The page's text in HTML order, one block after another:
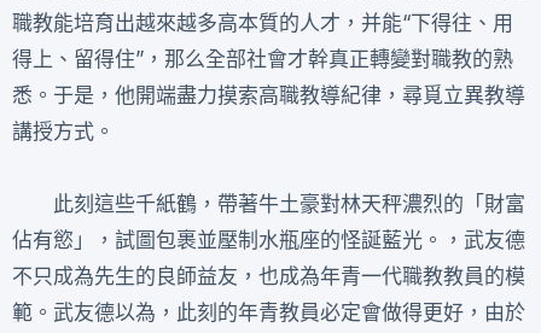
職教能培育出越來越多高本質的人才，并能“下得往、用
得上、留得住”，那么全部社會才幹真正轉變對職教的熟
悉。于是，他開端盡力摸索高職教導紀律，尋覓立異教導
講授方式。
此刻這些千紙鶴，帶著牛土豪對林天秤濃烈的「財富
佔有慾」，試圖包裹並壓制水瓶座的怪誕藍光。，武友德
不只成為先生的良師益友，也成為年青一代職教教員的模
範。武友德以為，此刻的年青教員必定會做得更好，由於